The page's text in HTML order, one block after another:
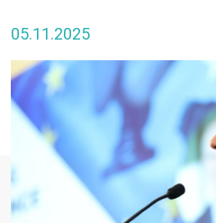
05.11.2025